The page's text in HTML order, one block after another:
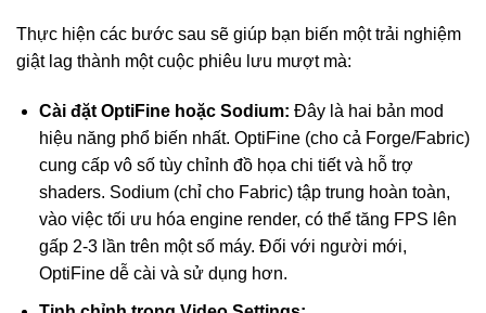
Thực hiện các bước sau sẽ giúp bạn biến một trải nghiệm
giật lag thành một cuộc phiêu lưu mượt mà:
Cài đặt OptiFine hoặc Sodium: Đây là hai bản mod
hiệu năng phổ biến nhất. OptiFine (cho cả Forge/Fabric)
cung cấp vô số tùy chỉnh đồ họa chi tiết và hỗ trợ
shaders. Sodium (chỉ cho Fabric) tập trung hoàn toàn,
vào việc tối ưu hóa engine render, có thể tăng FPS lên
gấp 2-3 lần trên một số máy. Đối với người mới,
OptiFine dễ cài và sử dụng hơn.